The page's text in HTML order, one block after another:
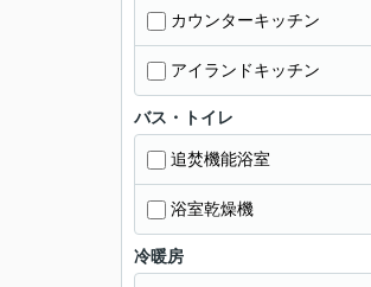
カウンターキッチン
アイランドキッチン
バス・トイレ
追焚機能浴室
浴室乾燥機
冷暖房